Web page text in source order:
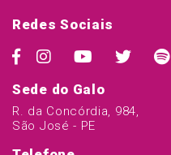
Redes Sociais
Sede do Galo
R. da Concórdia, 984,
São José - PE